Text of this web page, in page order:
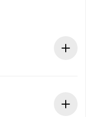
por adelantado.